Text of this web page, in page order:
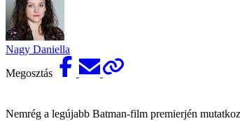
Nagy Daniella
Megosztás
Nemrég a legújabb Batman-film premierjén